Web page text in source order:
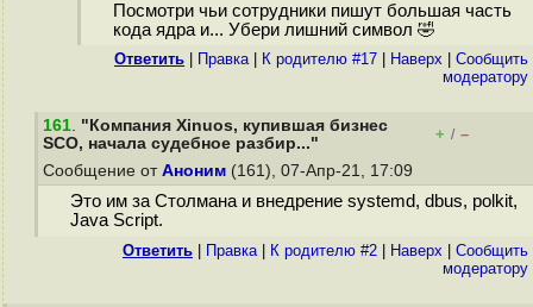
Посмотри чьи сотрудники пишут большая часть
кода ядра и... Убери лишний символ 🤣
Ответить Правка| К родителю #17 Наверх
Cообщить
модератору
161. "Компания Xinuos, купившая бизнес
SCO, начала судебное разбир..."
+ / –
Сообщение от Аноним (161), 07-Апр-21, 17:09
Это им за Столмана и внедрение systemd, dbus, polkit,
Java Script.
Ответить Правка| К родителю #2 Наверх
Cообщить
модератору